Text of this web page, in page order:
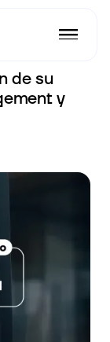
de su
y